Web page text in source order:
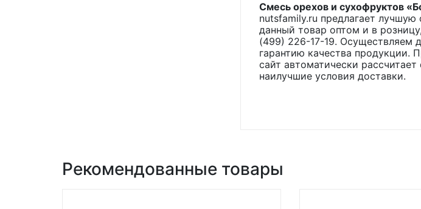
Смесь орехов и сухофруктов
nutsfamily.ru предлагает
данный товар оптом и в
(499) 226-17-19. Осуществляем
гарантию качества продукции.
сайт автоматически
наилучшие условия доставки.
Рекомендованные товары